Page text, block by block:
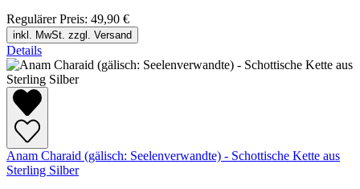
Regulärer Preis: 49,90 €
inkl. MwSt. zzgl. Versand
Details
Anam Charaid (gälisch: Seelenverwandte) - Schottische Kette aus
Sterling Silber